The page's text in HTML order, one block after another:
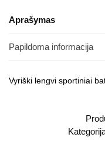
Aprašymas
Papildoma informacija
Vyriški lengvi sportiniai